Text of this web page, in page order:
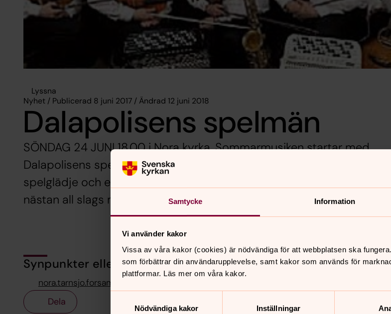
Samtycke Information
Vi använder kakor
Vissa av våra kakor (cookies) är nödvändiga för att webbplatsen ska
som förbättrar din användarupplevelse, samt kakor som används för
plattformar. Läs mer om våra kakor.
Nödvändiga kakor
Inställningar
Lyssna
Nyhet / Publicerad 8 juni 2017 / Ändrad 12 juni 2018
Dalapolisens spelmän
SÖNDAG 24 JUNI 18.00 i Nora kyrka. Sommarmusiken startar med
Dalapolisens spelmän. Det blir glad musik framförd med stor
spelglädje och en och annan polishistoria. Repertoaren innehåller
nästan all slags musik och sång.
Synpunkter eller frågor på sidans innehåll?
nora.tarnsjo.forsamling@svenskakyrkan.se
Dela